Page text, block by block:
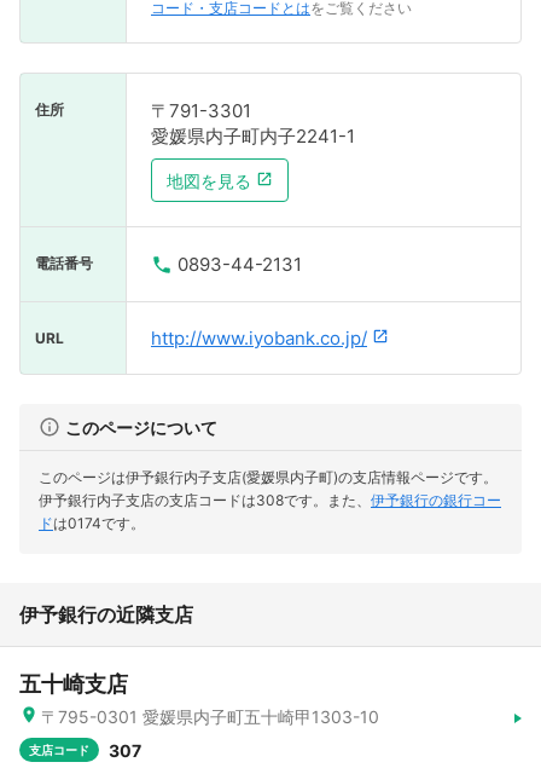
コード・支店コードとはをご覧ください
住所
〒791-3301
愛媛県内子町内子2241-1
地図を見る
電話番号 0893-44-2131
URL http://www.iyobank.co.jp/
このページについて
このページは伊予銀行内子支店(愛媛県内子町)の支店情報ページです。
伊予銀行内子支店の支店コードは308です。
また、 伊予銀行の銀行コー
ドは0174です。
伊予銀行の近隣支店
五十崎支店
〒795-0301 愛媛県内子町五十崎甲1303-10
支店コード 307